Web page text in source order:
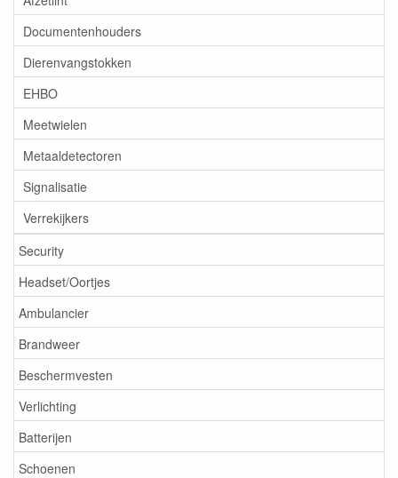
Documentenhouders
Dierenvangstokken
EHBO
Meetwielen
Metaaldetectoren
Signalisatie
Verrekijkers
Security
Headset/Oortjes
Ambulancier
Brandweer
Beschermvesten
Verlichting
Batterijen
Schoenen